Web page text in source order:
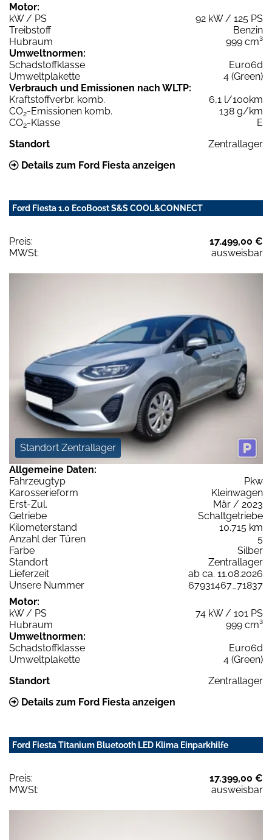
Motor:
kW / PS
92 kW / 125 PS
Treibstoff
Benzin
Hubraum
999 cm³
Umweltnormen:
Schadstoffklasse
Euro6d
Umweltplakette
4 (Green)
Verbrauch und Emissionen nach WLTP:
Kraftstoffverbr. komb.
6,1 l/100km
CO2-Emissionen komb.
138 g/km
CO2-Klasse
E
Standort
Zentrallager
Details zum Ford Fiesta anzeigen
Ford Fiesta 1.0 EcoBoost S&S COOL&CONNECT
Preis:
17.499,00 €
MWSt:
ausweisbar
Standort Zentrallager
Allgemeine Daten:
Fahrzeugtyp
Pkw
Karosserieform
Kleinwagen
Erst-Zul.
Mär / 2023
Getriebe
Schaltgetriebe
Kilometerstand
10.715 km
Anzahl der Türen
5
Farbe
Silber
Standort
Zentrallager
Lieferzeit
ab ca. 11.08.2026
Unsere Nummer
67931467_71837
Motor:
kW / PS
74 kW / 101 PS
Hubraum
999 cm³
Umweltnormen:
Schadstoffklasse
Euro6d
Umweltplakette
4 (Green)
Standort
Zentrallager
Details zum Ford Fiesta anzeigen
Ford Fiesta Titanium Bluetooth LED Klima Einparkhilfe
Preis:
17.399,00 €
MWSt:
ausweisbar